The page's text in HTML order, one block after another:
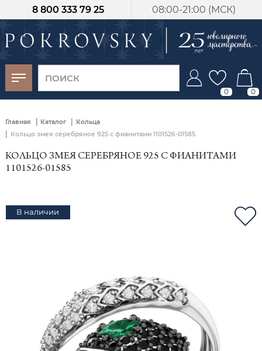
08:00-21:00 (МСК)
8 800 333 79 25
0 0
Главная | Каталог | Кольца
| Кольцо змея серебряное 925 с фианитами 1101526-01585
КОЛЬЦО ЗМЕЯ СЕРЕБРЯНОЕ 925 С ФИАНИТАМИ
1101526-01585
В наличии
-30%
от 15 дней с
момента оплаты